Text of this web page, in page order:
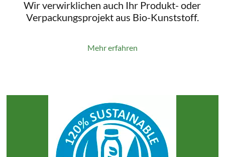
Wir verwirklichen auch Ihr Produkt- oder
Verpackungsprojekt aus Bio-Kunststoff.
Mehr erfahren